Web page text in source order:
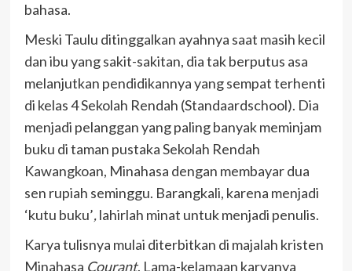
bahasa.
Meski Taulu ditinggalkan ayahnya saat masih kecil
dan ibu yang sakit-sakitan, dia tak berputus asa
melanjutkan pendidikannya yang sempat terhenti
di kelas 4 Sekolah Rendah (Standaardschool). Dia
menjadi pelanggan yang paling banyak meminjam
buku di taman pustaka Sekolah Rendah
Kawangkoan, Minahasa dengan membayar dua
sen rupiah seminggu. Barangkali, karena menjadi
‘kutu buku’,lahirlah minat untuk menjadi penulis.
Karya tulisnya mulai diterbitkan di majalah kristen
Minahasa Courant. Lama-kelamaan karyanya